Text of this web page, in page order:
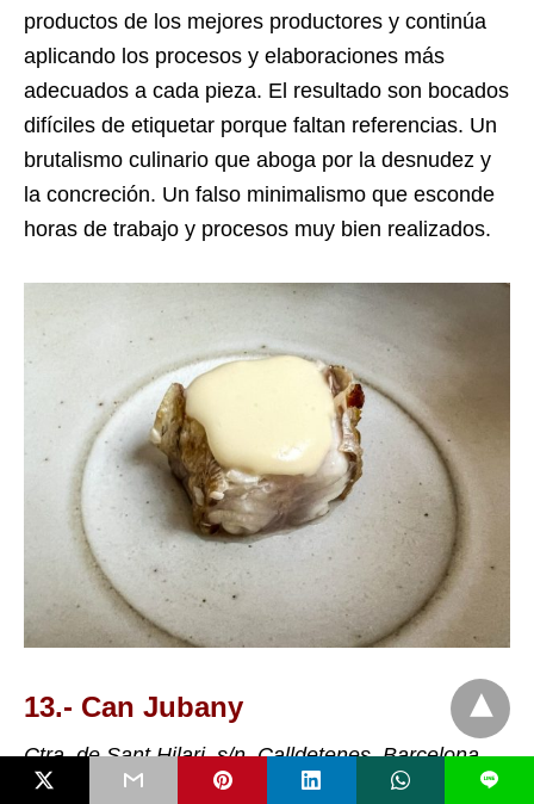
productos de los mejores productores y continúa
aplicando los procesos y elaboraciones más
adecuados a cada pieza. El resultado son bocados
difíciles de etiquetar porque faltan referencias. Un
brutalismo culinario que aboga por la desnudez y
la concreción. Un falso minimalismo que esconde
horas de trabajo y procesos muy bien realizados.
13.- Can Jubany
Ctra. de Sant Hilari, s/n. Calldetenes. Barcelona.
Tel.
938 89 10 23. Precio desde 150 euros. L